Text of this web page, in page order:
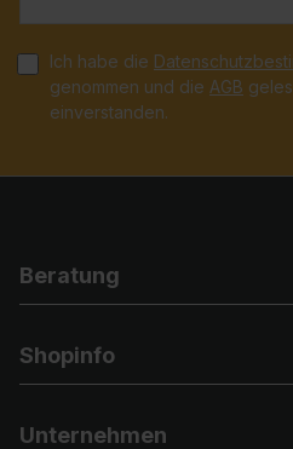
Ich habe die
genommen und die AGB
einverstanden.
Beratung
Shopinfo
Unternehmen